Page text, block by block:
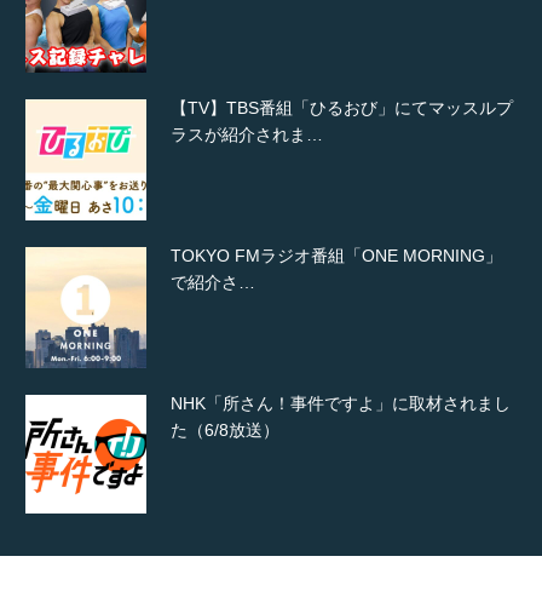
【TV】TBS番組「ひるおび」にてマッスルプ
ラスが紹介されま…
TOKYO FMラジオ番組「ONE MORNING」
で紹介さ…
NHK「所さん！事件ですよ」に取材されまし
た（6/8放送）